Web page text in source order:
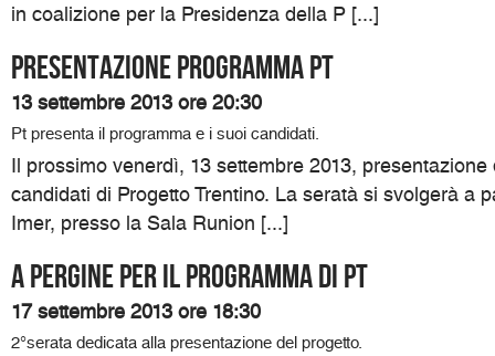
in coalizione per la Presidenza della P [...]
Presentazione programma Pt
13 settembre 2013 ore 20:30
Pt presenta il programma e i suoi candidati.
Il prossimo venerdì, 13 settembre 2013,
candidati di Progetto Trentino. La seratà si svolgerà a
Imer, presso la Sala Runion [...]
A Pergine per il programma di Pt
17 settembre 2013 ore 18:30
2°serata dedicata alla presentazione del progetto.